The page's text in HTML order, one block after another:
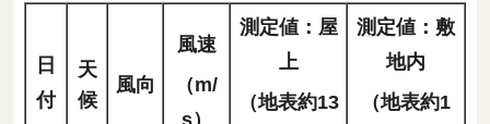
日
付
天
候
風向
風速
（m/
測定値：屋
上
（地表約13
測定値：敷
地内
（地表約1